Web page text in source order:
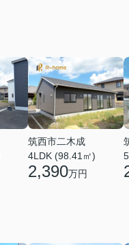
筑西市二木成
4LDK (98.41㎡)
2,390万円